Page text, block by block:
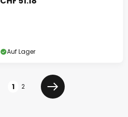
Auf Lager
1 2
Weiter